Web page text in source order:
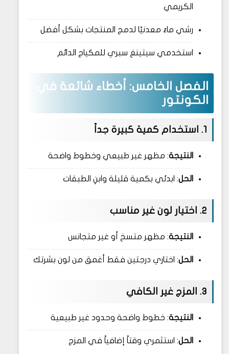
الكريمي
رشي ماءً معدنيًا لدمج المنتجات بشكل أفضل
استخدمي سيتينغ سبري للمكياج الدائم
الفصل الخامس: أخطاء شائعة في
الكونتور
1. استخدام كمية كبيرة جداً
النتيجة: مظهر غير طبيعي وخطوط واضحة
الحل: ابدئي بكمية قليلة وابنِ الطبقات
2. اختيار لون غير مناسب
النتيجة: مظهر متسخ أو غير متجانس
الحل: اختاري درجتين فقط أغمق من لون بشرتك
3. المزج غير الكافي
النتيجة: خطوط واضحة وحدود غير طبيعية
الحل: استثمري وقتاً إضافياً في المزج